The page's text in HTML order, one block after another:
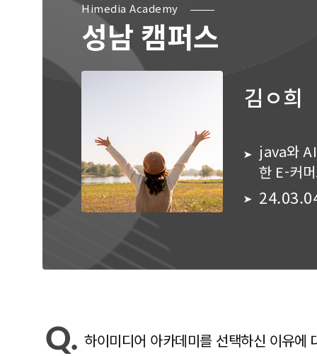
Himedia Academy
성남 캠퍼스
김ㅇ희
java와
한 E-커
정
하이미디어 아카데미를 선택하신 이유에